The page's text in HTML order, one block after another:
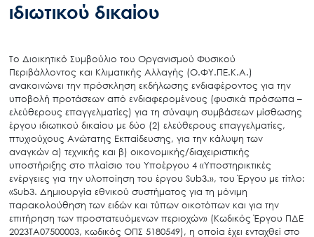
ιδιωτικού δικαίου
Το Διοικητικό Συμβούλιο του Οργανισμού Φυσικού
Περιβάλλοντος και Κλιματικής Αλλαγής (Ο.ΦΥ.ΠΕ.Κ.Α.)
ανακοινώνει την πρόσκληση εκδήλωσης ενδιαφέροντος για την
υποβολή προτάσεων από ενδιαφερομένους (φυσικά πρόσωπα –
ελεύθερους επαγγελματίες) για τη σύναψη συμβάσεων μίσθωσης
έργου ιδιωτικού δικαίου με δύο (2) ελεύθερους επαγγελματίες,
πτυχιούχους Ανώτατης Εκπαίδευσης, για την κάλυψη των
αναγκών α) τεχνικής και β) οικονομικής/διαχειριστικής
υποστήριξης στο πλαίσιο του Υποέργου 4 «Υποστηρικτικές
ενέργειες για την υλοποίηση του έργου Sub3.», του Έργου με τίτλο:
«Sub3. Δημιουργία εθνικού συστήματος για τη μόνιμη
παρακολούθηση των ειδών και τύπων οικοτόπων και για την
επιτήρηση των προστατευόμενων περιοχών» (Κωδικός Έργου ΠΔΕ
2023ΤΑ07500003, κωδικός ΟΠΣ 5180549), η οποία έχει ενταχθεί στο